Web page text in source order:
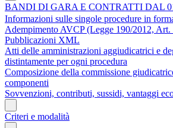
BANDI DI GARA E CONTRATTI DAL
Informazioni sulle singole procedure in
Adempimento AVCP (Legge 190/2012, Art.
Pubblicazioni XML
Atti delle amministrazioni aggiudicatrici e
distintamente per ogni procedura
Composizione della commissione
componenti
Sovvenzioni, contributi, sussidi, vantaggi
Criteri e modalità